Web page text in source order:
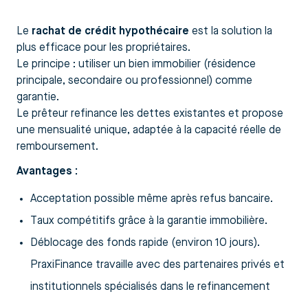
Le rachat de crédit hypothécaire est la solution la
plus efficace pour les propriétaires.
Le principe : utiliser un bien immobilier (résidence
principale, secondaire ou professionnel) comme
garantie.
Le prêteur refinance les dettes existantes et propose
une mensualité unique, adaptée à la capacité réelle de
remboursement.
Avantages :
Acceptation possible même après refus bancaire.
Taux compétitifs grâce à la garantie immobilière.
Déblocage des fonds rapide (environ 10 jours).
PraxiFinance travaille avec des partenaires privés et
institutionnels spécialisés dans le refinancement